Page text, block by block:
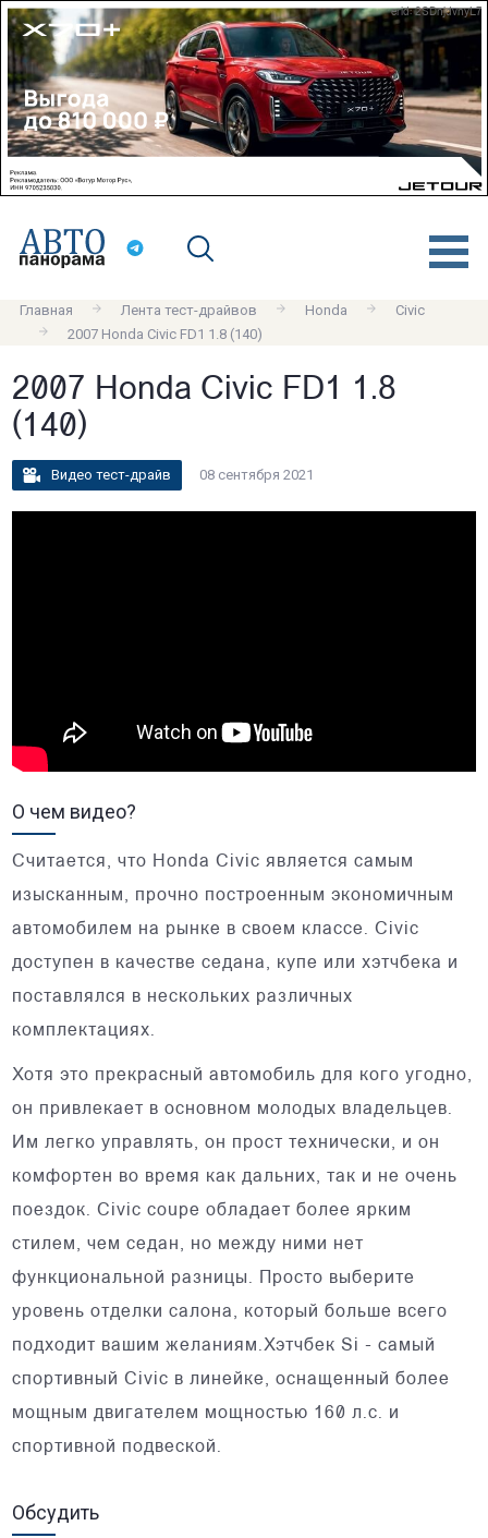
erid: 2SDnjdvnyL7
Главная Лента тест-драйвов Honda
Civic
2007 Honda Civic FD1 1.8 (140)
2007 Honda Civic FD1 1.8
(140)
Видео тест-драйв 08 сентября 2021
О чем видео?
Считается, что Honda Civic является самым
изысканным, прочно построенным экономичным
автомобилем на рынке в своем классе. Civic
доступен в качестве седана, купе или хэтчбека и
поставлялся в нескольких различных
комплектациях.
Хотя это прекрасный автомобиль для кого угодно,
он привлекает в основном молодых владельцев.
Им легко управлять, он прост технически, и он
комфортен во время как дальних, так и не очень
поездок. Civic coupe обладает более ярким
стилем, чем седан, но между ними нет
функциональной разницы. Просто выберите
уровень отделки салона, который больше всего
подходит вашим желаниям.Хэтчбек Si - самый
спортивный Civic в линейке, оснащенный более
мощным двигателем мощностью 160 л.с. и
спортивной подвеской.
Обсудить